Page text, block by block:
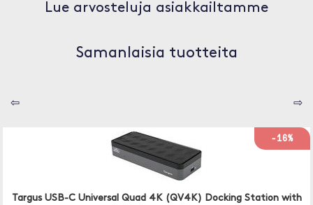
Lue arvosteluja asiakkailtamme
Samanlaisia tuotteita
⇦ ⇨
-16%
Targus USB-C Universal Quad 4K (QV4K) Docking Station with